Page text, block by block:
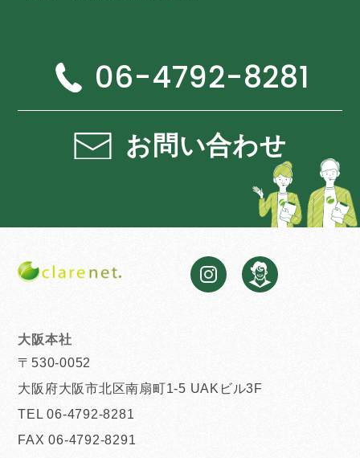
06-4792-8281
お問い合わせ
大阪本社
〒530-0052
大阪府大阪市北区南扇町1-5 UAKビル3F
TEL 06-4792-8281
FAX 06-4792-8291